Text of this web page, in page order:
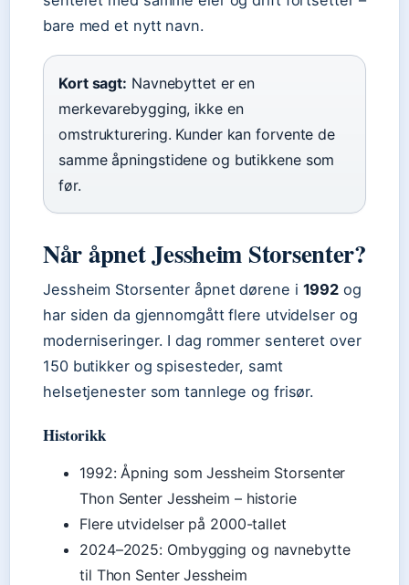
bare med et nytt navn.
Kort sagt: Navnebyttet er en
merkevarebygging, ikke en
omstrukturering. Kunder kan forvente de
samme åpningstidene og butikkene som
før.
Når åpnet Jessheim Storsenter?
Jessheim Storsenter åpnet dørene i 1992 og
har siden da gjennomgått flere utvidelser og
moderniseringer. I dag rommer senteret over
150 butikker og spisesteder, samt
helsetjenester som tannlege og frisør.
Historikk
1992: Åpning som Jessheim Storsenter
Thon Senter Jessheim – historie
Flere utvidelser på 2000-tallet
2024–2025: Ombygging og navnebytte
til Thon Senter Jessheim